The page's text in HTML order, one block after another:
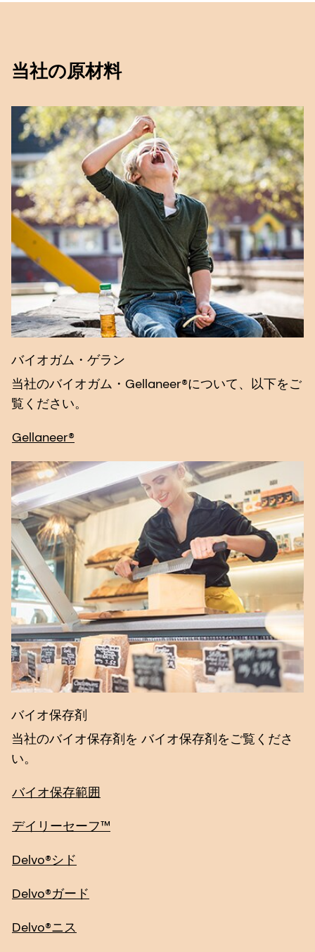
当社の原材料
バイオガム・ゲラン
当社のバイオガム・Gellaneer®について、以下をご
覧ください。
Gellaneer®
バイオ保存剤
当社のバイオ保存剤を バイオ保存剤をご覧くださ
い。
バイオ保存範囲
デイリーセーフ™
Delvo®シド
Delvo®ガード
Delvo®ニス